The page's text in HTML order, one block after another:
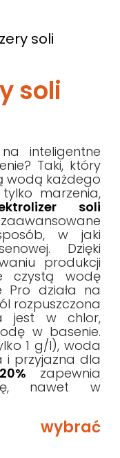
soli
soli
inteligentne
Taki, który
wodą każdego
marzenia,
soli
w jaki
Dzięki
produkcji
czystą wodę
Pro działa na
rozpuszczona
jest w chlor,
w basenie.
1 g/l), woda
i przyjazna dla
zapewnia
nawet w
wybrać